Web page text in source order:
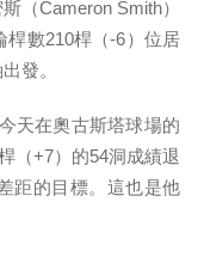
（Cameron Smith）
桿數210桿（-6）位居
發。
天在奧古斯塔球場的
（+7）的54洞成績退
距的目標。這也是他